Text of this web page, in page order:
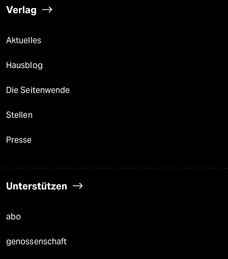
Verlag
Aktuelles
Hausblog
Die Seitenwende
Stellen
Presse
Unterstützen
abo
genossenschaft